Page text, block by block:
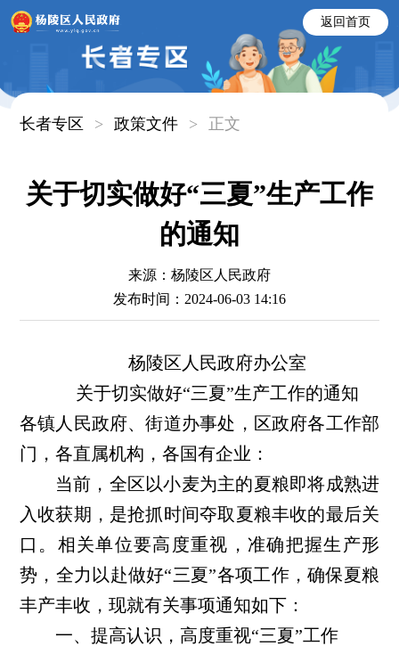
返回首页
长者专区 > 政策文件 > 正文
关于切实做好“三夏”生产工作
的通知
来源：杨陵区人民政府
发布时间：2024-06-03 14:16
杨陵区人民政府办公室
关于切实做好“三夏”生产工作的通知
各镇人民政府、街道办事处，区政府各工作部
门，各直属机构，各国有企业：
当前，全区以小麦为主的夏粮即将成熟进
入收获期，是抢抓时间夺取夏粮丰收的最后关
口。相关单位要高度重视，准确把握生产形
势，全力以赴做好“三夏”各项工作，确保夏粮
丰产丰收，现就有关事项通知如下：
一、提高认识，高度重视“三夏”工作